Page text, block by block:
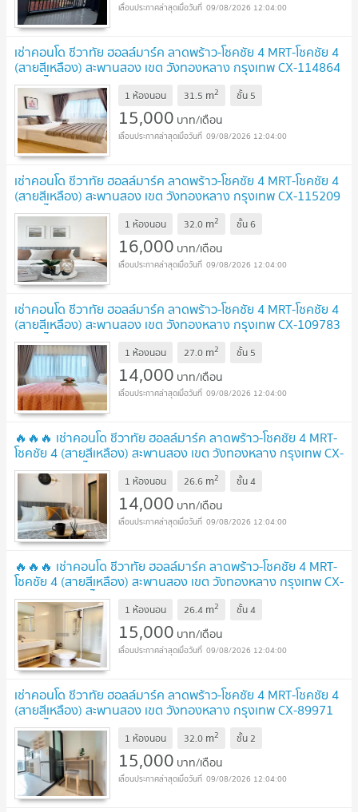
09/08/2026 12:04:00
เช่าคอนโด ชีวาทัย ฮอลล์มาร์ค ลาดพร้าว-โชคชัย 4 MRT-โชคชัย 4
(สายสีเหลือง) สะพานสอง เขต วังทองหลาง กรุงเทพ CX-114864
✅ ทักไลน์ @connexproperty ตอบทันที ทีมงานมืออาชีพ
✅ UPDATE ! 1 ห้องนอน 31.5 m2 ชั้น 5
15,000 บาท/เดือน
09/08/2026 12:04:00
เช่าคอนโด ชีวาทัย ฮอลล์มาร์ค ลาดพร้าว-โชคชัย 4 MRT-โชคชัย 4
(สายสีเหลือง) สะพานสอง เขต วังทองหลาง กรุงเทพ CX-115209
✅ ทักไลน์ @connexproperty ตอบทันที ทีมงานมืออาชีพ
UPDATE ! 1 ห้องนอน 32.0 m2 ชั้น6
16,000 บาท/เดือน
09/08/2026 12:04:00
เช่าคอนโด ชีวาทัย ฮอลล์มาร์ค ลาดพร้าว-โชคชัย 4 MRT-โชคชัย 4
(สายสีเหลือง) สะพานสอง เขต วังทองหลาง กรุงเทพ CX-109783
✅ ทักไลน์ @connexproperty ตอบทันที ทีมงานมืออาชีพ
✅ UPDATE ! 1 ห้องนอน 27.0 m2 ชั้น 5
14,000 บาท/เดือน
09/08/2026 12:04:00
🔥🔥🔥 เช่าคอนโด ชีวาทัย ฮอลล์มาร์ค ลาดพร้าว-โชคชัย 4 MRT-
โชคชัย 4 (สายสีเหลือง) สะพานสอง เขต วังทองหลาง กรุงเทพ CX-
96144 ✅ ทักไลน์ @connexproperty ตอบทันที ทีมงานมืออาชีพ
✅ 🔥🔥🔥 UPDATE ! 1 ห้องนอน 26.6 m2 ชั้น4
14,000 บาท/เดือน
09/08/2026 12:04:00
🔥🔥🔥 เช่าคอนโด ชีวาทัย ฮอลล์มาร์ค ลาดพร้าว-โชคชัย 4 MRT-
โชคชัย 4 (สายสีเหลือง) สะพานสอง เขต วังทองหลาง กรุงเทพ CX-
102796 ✅ ทักไลน์ @connexproperty ตอบทันที ทีมงานมือ
อาชีพ ✅ 🔥🔥🔥 UPDATE !
1 ห้องนอน 26.4 m2 ชั้น4
15,000 บาท/เดือน
09/08/2026 12:04:00
เช่าคอนโด ชีวาทัย ฮอลล์มาร์ค ลาดพร้าว-โชคชัย 4 MRT-โชคชัย 4
(สายสีเหลือง) สะพานสอง เขต วังทองหลาง กรุงเทพ CX-89971
✅ ทักไลน์ @connexproperty ตอบทันที ทีมงานมืออาชีพ
✅ UPDATE ! 1 ห้องนอน 32.0 m2 ชั้น2
15,000 บาท/เดือน
09/08/2026 12:04:00